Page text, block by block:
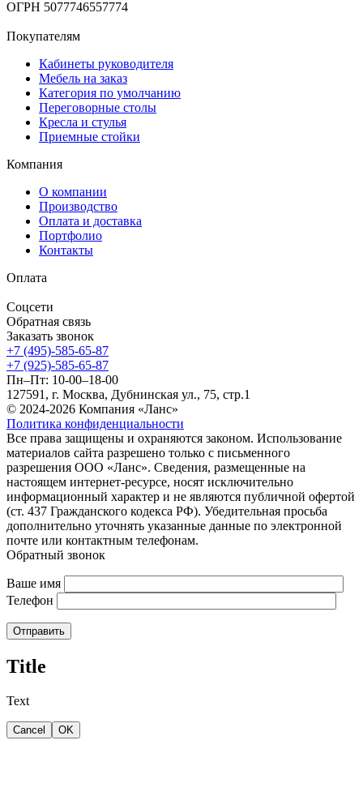
ОГРН 5077746557774
Покупателям
Кабинеты руководителя
Мебель на заказ
Категория по умолчанию
Переговорные столы
Кресла и стулья
Приемные стойки
Компания
О компании
Производство
Оплата и доставка
Портфолио
Контакты
Оплата
Соцсети
Обратная связь
Заказать звонок
+7 (495)-585-65-87
+7 (925)-585-65-87
Пн–Пт: 10-00–18-00
127591, г. Москва, Дубнинская ул., 75, стр.1
© 2024-2026 Компания «Ланс»
Политика конфиденциальности
Все права защищены и охраняются законом. Использование
материалов сайта разрешено только с письменного
разрешения ООО «Ланс». Сведения, размещенные на
настоящем интернет-ресурсе, носят исключительно
информационный характер и не являются публичной офертой
(ст. 437 Гражданского кодекса РФ). Убедительная просьба
дополнительно уточнять указанные данные по электронной
почте или контактным телефонам.
Обратный звонок
Ваше имя
Телефон
Отправить
Title
Text
Cancel OK